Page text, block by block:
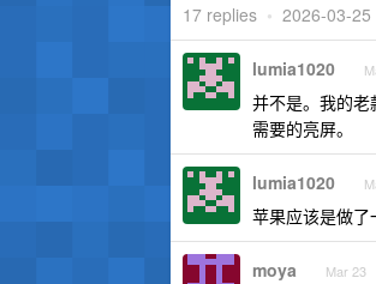
17 replies • 2026-03-
lumia1020
并不是。我的
需要的亮屏。
lumia1020
苹果应该是做了
moya Mar 23